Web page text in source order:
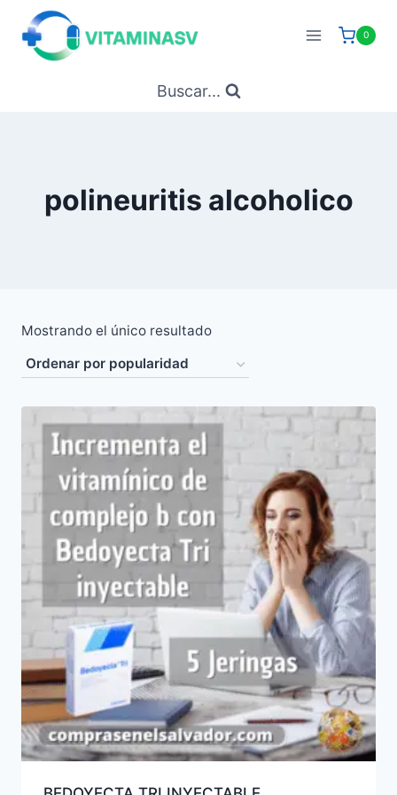
Saltar
contenido
0
Buscar...
polineuritis alcoholico
Mostrando el único resultado